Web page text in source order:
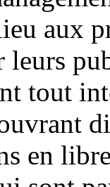
aux
leurs
tout
en